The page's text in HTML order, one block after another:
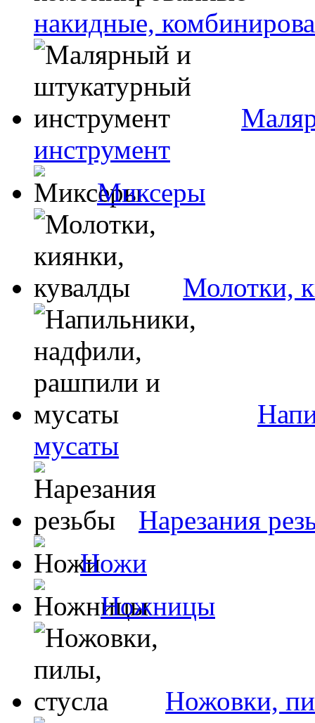
накидные,
инструмент
Миксеры
Молотки,
мусаты
Нарезания
Ножи
Ножницы
Ножовки,